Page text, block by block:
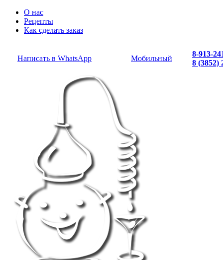
О нас
Рецепты
Как сделать заказ
Написать в WhatsApp Мобильный
8-913-
8 (3852)